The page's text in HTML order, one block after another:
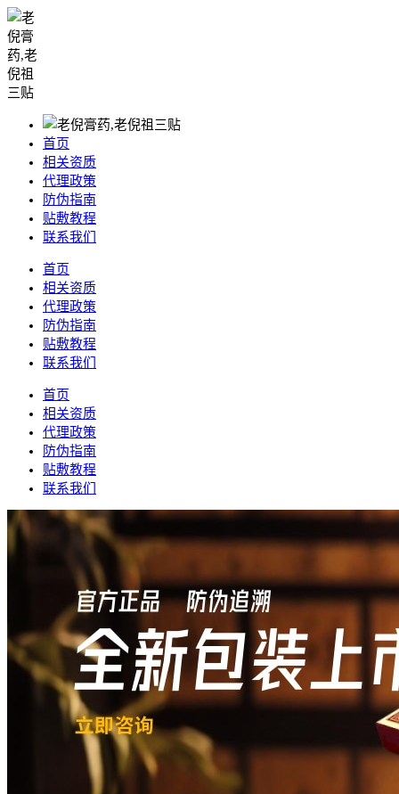
首页
相关资质
代理政策
防伪指南
贴敷教程
联系我们
首页
相关资质
代理政策
防伪指南
贴敷教程
联系我们
首页
相关资质
代理政策
防伪指南
贴敷教程
联系我们